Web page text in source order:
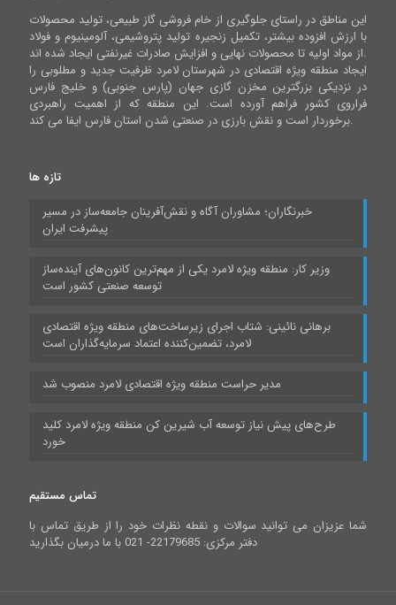
این مناطق در راستای جلوگیری از خام فروشی گاز طبیعی، تولید محصولات
با ارزش افزوده بیشتر، تکمیل زنجیره تولید پتروشیمی، آلومینیوم و فولاد
از مواد اولیه تا محصولات نهایی و افزایش صادرات غیرنفتی ایجاد شده اند.
ایجاد منطقه ویژه اقتصادی در شهرستان لامرد ظرفیت جدید و مطلوبی را
در نزدیکی بزرگترین مخزن گازی جهان (پارس جنوبی) و خلیج فارس
فراروی کشور فراهم آورده است. این منطقه که از اهمیت راهبردی
برخوردار است و نقش بارزی در صنعتی شدن استان فارس ایفا می کند.
تازه ها
خبرنگاران؛ مشاوران آگاه و نقش‌آفرینان جامعه‌ساز در مسیر
پیشرفت ایران
وزیر کار: منطقه ویژه لامرد یکی از مهم‌ترین کانون‌های آینده‌ساز
توسعه صنعتی کشور است
برهانی نائینی: شتاب اجرای زیرساخت‌های منطقه ویژه اقتصادی
لامرد، تضمین‌کننده اعتماد سرمایه‌گذاران است
مدیر حراست منطقه ویژه اقتصادی لامرد منصوب شد
طرح‌های پیش نیاز توسعه آب شیرین کن منطقه ویژه لامرد کلید
خورد
تماس مستقیم
شما عزیزان می توانید سوالات و نقطه نظرات خود را از طریق تماس با
دفتر مرکزی: 22179685- 021 با ما درمیان بگذارید